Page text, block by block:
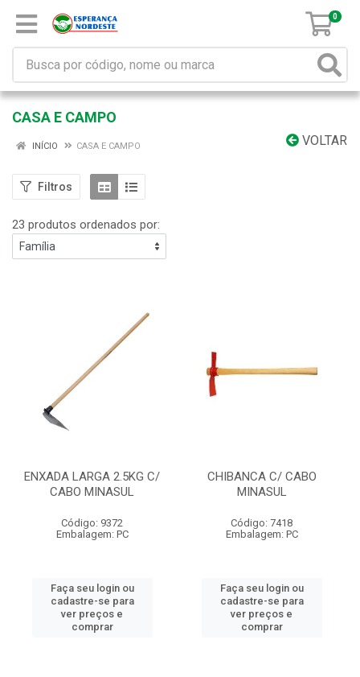
0
CASA E CAMPO
VOLTAR
INÍCIO CASA E CAMPO
Filtros
23 produtos ordenados por:
ENXADA LARGA 2.5KG C/
CABO MINASUL
Código: 9372
Embalagem: PC
Faça seu login ou
cadastre-se para
ver preços e
comprar
CHIBANCA C/ CABO
MINASUL
Código: 7418
Embalagem: PC
Faça seu login ou
cadastre-se para
ver preços e
comprar